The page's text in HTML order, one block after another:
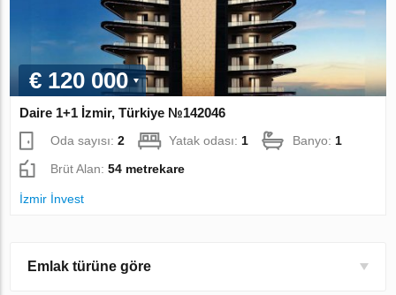
€ 120 000
Daire 1+1 İzmir, Türkiye №142046
Oda sayısı:2 Yatak odası:1 Banyo:1
Brüt Alan:54 metrekare
İzmir İnvest
Emlak türüne göre